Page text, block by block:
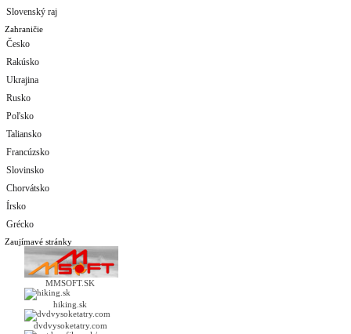
Slovenský raj
Zahraničie
Česko
Rakúsko
Ukrajina
Rusko
Poľsko
Taliansko
Francúzsko
Slovinsko
Chorvátsko
Írsko
Grécko
Zaujímavé stránky
MMSOFT.SK
hiking.sk
dvdvysoketatry.com